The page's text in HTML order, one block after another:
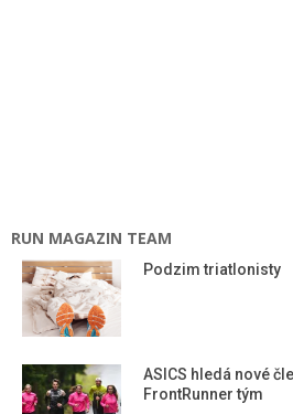
RUN MAGAZIN TEAM
Podzim triatlonisty
ASICS hledá nové
FrontRunner tým